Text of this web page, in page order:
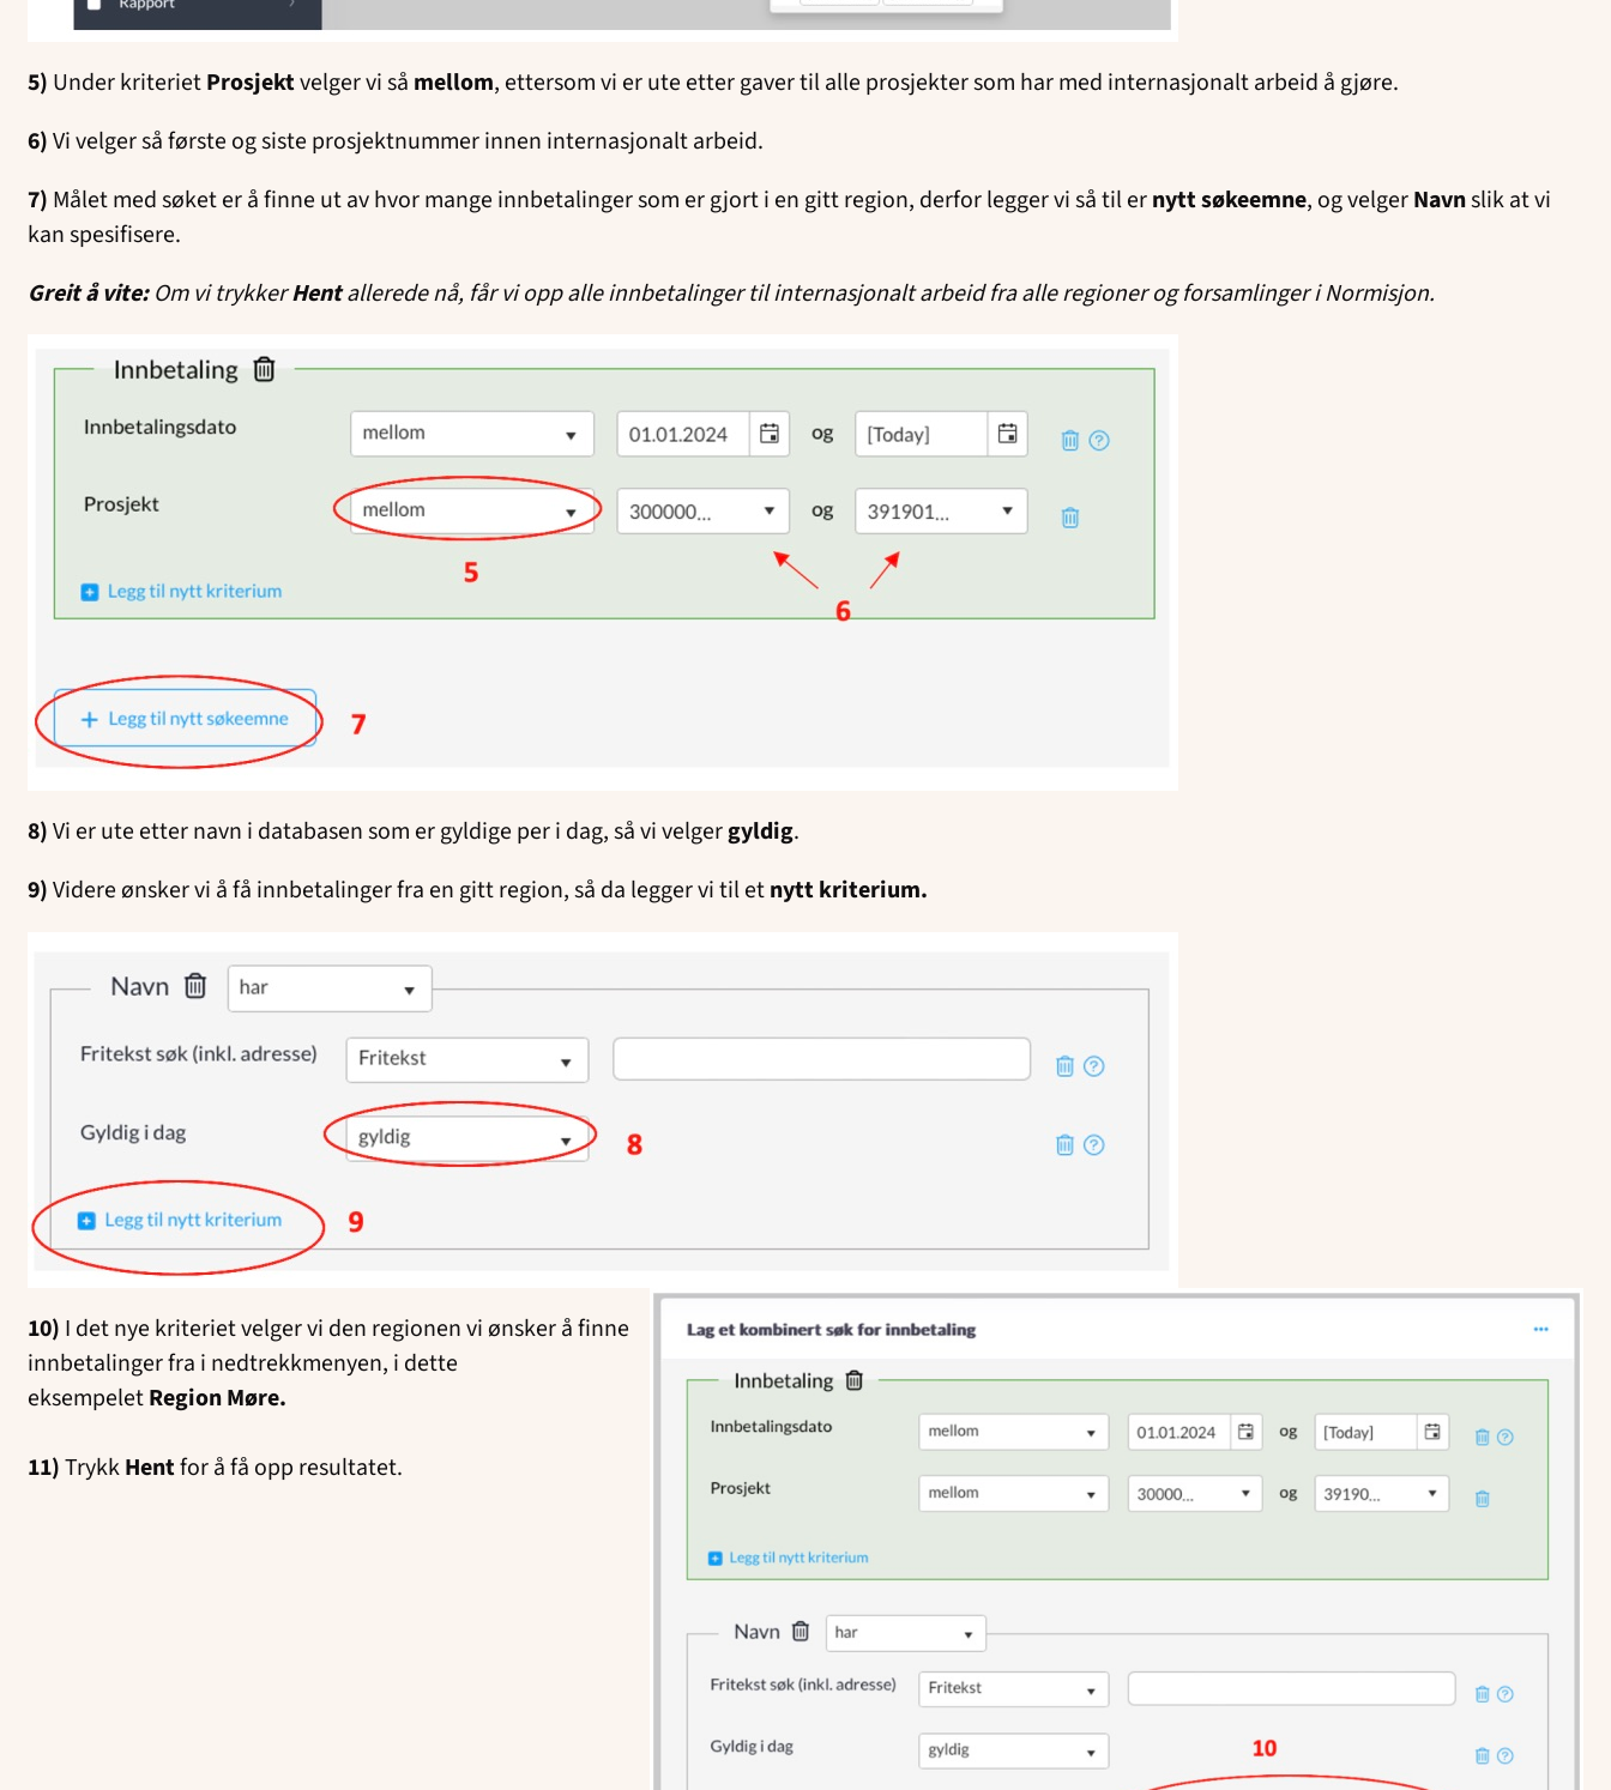
5) Under kriterietProsjektvelger vi så mellom, ettersom vi er ute etter gaver til alle prosjekter som har med internasjonalt arbeid å gjøre.
6)Vi velger så første og siste prosjektnummer innen internasjonalt arbeid.
7) Målet med søket er å finne ut av hvor mange innbetalinger som er gjort i en gitt region, derfor legger vi så til ernytt søkeemne, og velgerNavnslik at vi
kan spesifisere.
Greit å vite:Om vi trykkerHentallerede nå, får vi opp alle innbetalinger til internasjonalt arbeid fra alle regioner og forsamlinger i Normisjon.
8)Vi er ute etter navn i databasen som er gyldige per i dag, så vi velgergyldig.
9)Videre ønsker vi å få innbetalinger fra en gitt region, så da legger vi til etnytt kriterium.
10) I det nye kriteriet velger vi den regionen vi ønsker å finne
innbetalinger fra i nedtrekkmenyen, i dette
eksempeletRegion Møre.
11)TrykkHentfor å få opp resultatet.